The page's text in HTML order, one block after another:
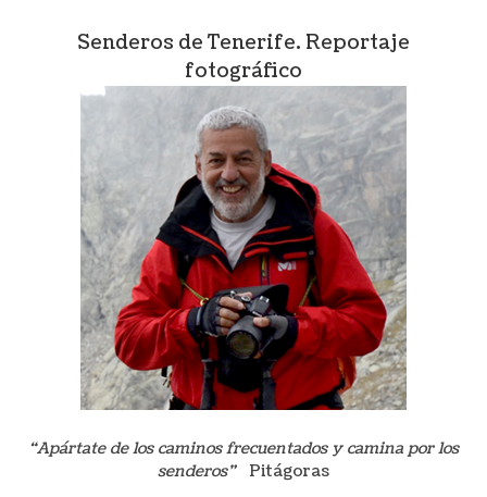
Senderos de Tenerife. Reportaje
fotográfico
“Apártate de los caminos frecuentados y camina por los
senderos”Pitágoras